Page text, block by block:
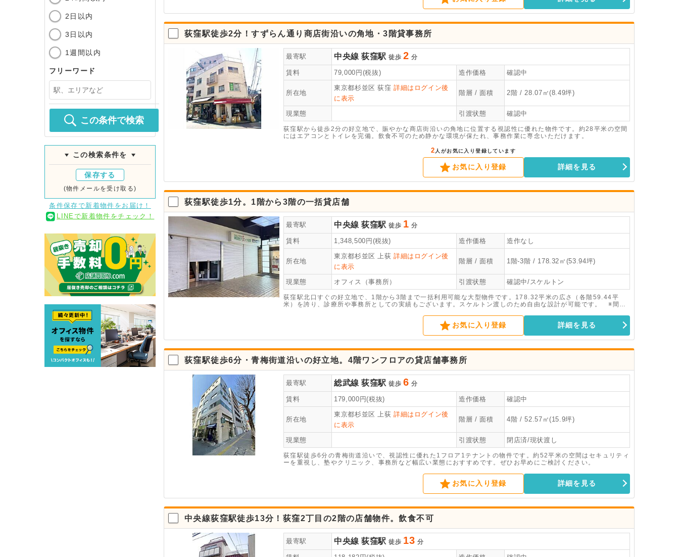
2日以内
3日以内
1週間以内
フリーワード
この条件で検索
この検索条件を
保存する
(物件メールを受け取る)
条件保存で新着物件をお届け！
LINEで新着物件をチェック！
荻窪駅徒歩2分！すずらん通り商店街沿いの角地・3階貸事務所
最寄駅 中央線 荻窪駅 徒歩 2 分
賃料 79,000 円(税抜) 造作価格 確認中
所在地
東京都杉並区 荻窪 詳細はログイン後
に表示
階層 / 面積 2階 / 28.07㎡(8.49坪)
現業態 引渡状態 確認中
荻窪駅から徒歩2分の好立地で、賑やかな商店街沿いの角地に位置する視認性に優れた物件です。約28平米の空間
にはエアコンとトイレを完備。飲食不可のため静かな環境が保たれ、事務作業に専念いただけます。
2 人がお気に入り登録しています
お気に入り登録 詳細を見る
荻窪駅徒歩1分。1階から3階の一括貸店舗
最寄駅 中央線 荻窪駅 徒歩 1 分
賃料 1,348,500 円(税抜) 造作価格 造作なし
所在地
東京都杉並区 上荻 詳細はログイン後
に表示
階層 / 面積 1階-3階 / 178.32㎡(53.94坪)
現業態 オフィス（事務所） 引渡状態 確認中/スケルトン
荻窪駅北口すぐの好立地で、1階から3階まで一括利用可能な大型物件です。178.32平米の広さ（各階59.44平
米）を誇り、診療所や事務所としての実績もございます。スケルトン渡しのため自由な設計が可能です。 ※間取
お気に入り登録 詳細を見る
荻窪駅徒歩6分・青梅街道沿いの好立地。4階ワンフロアの貸店舗事務所
最寄駅 総武線 荻窪駅 徒歩 6 分
賃料 179,000 円(税抜) 造作価格 確認中
所在地
東京都杉並区 上荻 詳細はログイン後
に表示
階層 / 面積 4階 / 52.57㎡(15.9坪)
現業態 引渡状態 閉店済/現状渡し
荻窪駅徒歩6分の青梅街道沿いで、視認性に優れた1フロア1テナントの物件です。約52平米の空間はセキュリティ
ーを重視し、塾やクリニック、事務所など幅広い業態におすすめです。ぜひお早めにご検討ください。
お気に入り登録 詳細を見る
中央線荻窪駅徒歩13分！荻窪2丁目の2階の店舗物件。飲食不可
最寄駅 中央線 荻窪駅 徒歩 13 分